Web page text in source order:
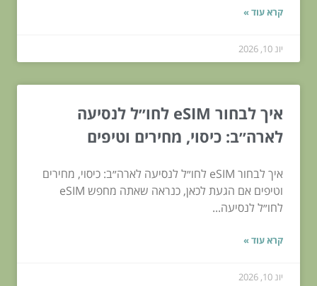
קרא עוד »
יונ 10, 2026
איך לבחור eSIM לחו״ל לנסיעה
לארה״ב: כיסוי, מחירים וטיפים
איך לבחור eSIM לחו״ל לנסיעה לארה״ב: כיסוי, מחירים
וטיפים אם הגעת לכאן, כנראה שאתה מחפש eSIM
לחו״ל לנסיעה...
קרא עוד »
יונ 10, 2026